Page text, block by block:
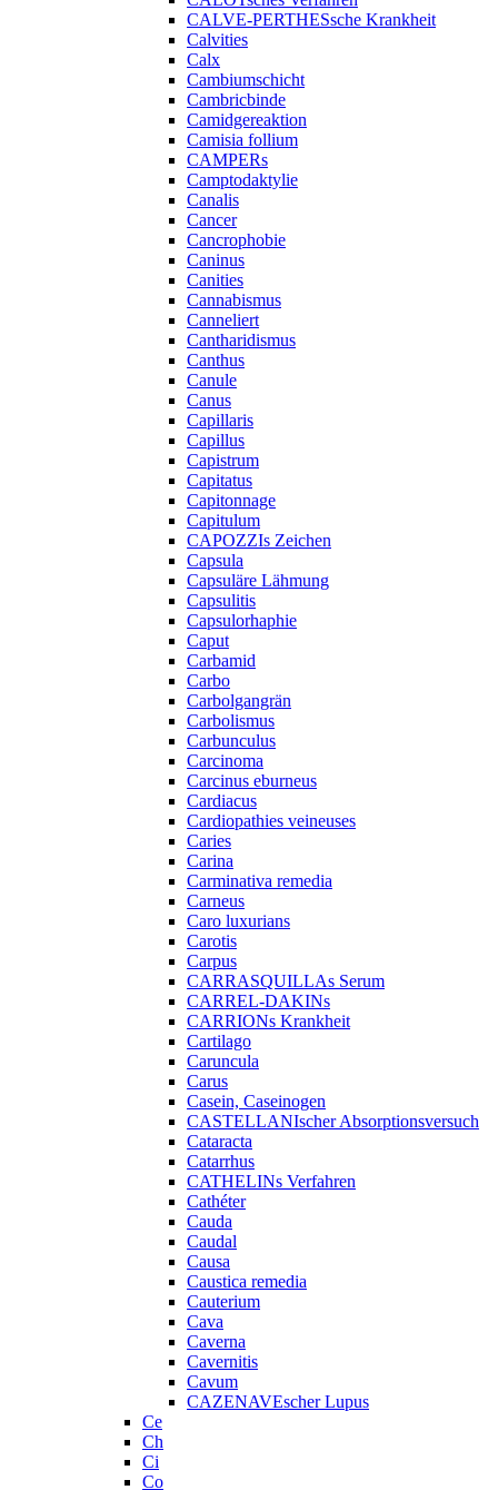
CALVE-PERTHESsche Krankheit
Calvities
Calx
Cambiumschicht
Cambricbinde
Camidgereaktion
Camisia follium
CAMPERs
Camptodaktylie
Canalis
Cancer
Cancrophobie
Caninus
Canities
Cannabismus
Canneliert
Cantharidismus
Canthus
Canule
Canus
Capillaris
Capillus
Capistrum
Capitatus
Capitonnage
Capitulum
CAPOZZIs Zeichen
Capsula
Capsuläre Lähmung
Capsulitis
Capsulorhaphie
Caput
Carbamid
Carbo
Carbolgangrän
Carbolismus
Carbunculus
Carcinoma
Carcinus eburneus
Cardiacus
Cardiopathies veineuses
Caries
Carina
Carminativa remedia
Carneus
Caro luxurians
Carotis
Carpus
CARRASQUILLAs Serum
CARREL-DAKINs
CARRIONs Krankheit
Cartilago
Caruncula
Carus
Casein, Caseinogen
CASTELLANIscher Absorptionsversuch
Cataracta
Catarrhus
CATHELINs Verfahren
Cathéter
Cauda
Caudal
Causa
Caustica remedia
Cauterium
Cava
Caverna
Cavernitis
Cavum
CAZENAVEscher Lupus
Ce
Ch
Ci
Co